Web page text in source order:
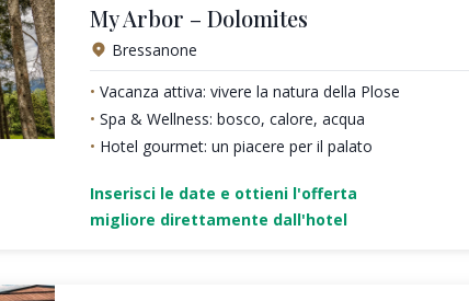
My Arbor – Dolomites
Bressanone
Vacanza attiva: vivere la natura della Plose
Spa & Wellness: bosco, calore, acqua
Hotel gourmet: un piacere per il palato
Inserisci le date e ottieni l'offerta
migliore direttamente dall'hotel